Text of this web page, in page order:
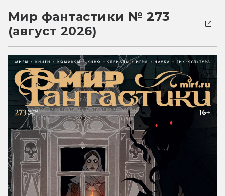
Мир фантастики № 273
(август 2026)